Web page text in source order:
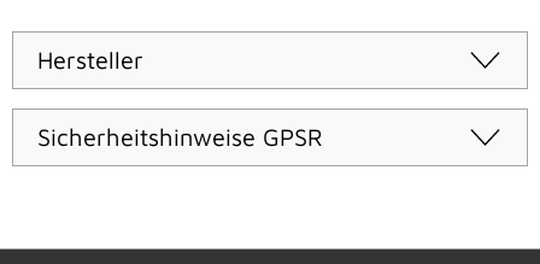
Hersteller
Sicherheitshinweise GPSR